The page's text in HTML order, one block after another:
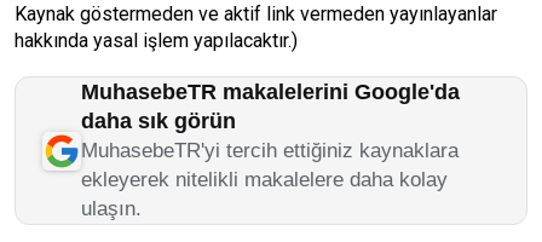
Kaynak göstermeden ve aktif link vermeden yayınlayanlar
hakkında yasal işlem yapılacaktır.)
MuhasebeTR makalelerini Google'da
daha sık görün
MuhasebeTR'yi tercih ettiğiniz kaynaklara
ekleyerek nitelikli makalelere daha kolay
ulaşın.